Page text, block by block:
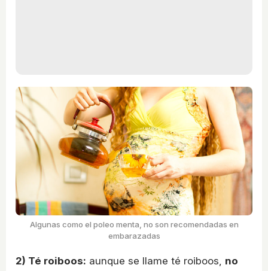
Algunas como el poleo menta, no son recomendadas en
embarazadas
2) Té roiboos: aunque se llame té roiboos, no